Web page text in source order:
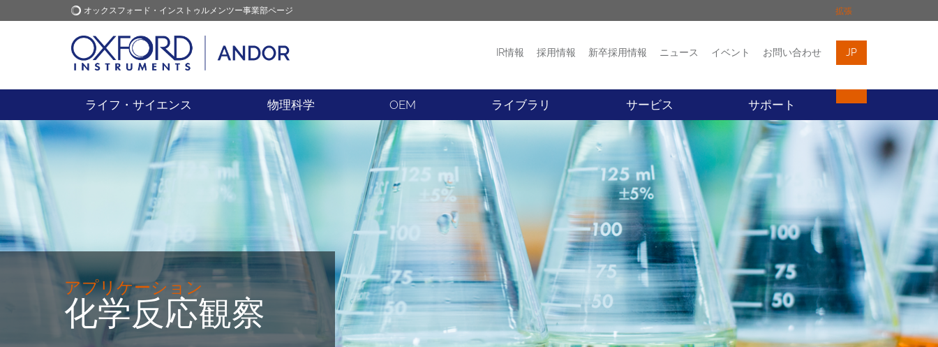
オックスフォード・インストゥルメンツー事業部ページ 拡張
オックスフォード・インス
トゥルメンツ
アプリケーション ニュース イベント お問い合わせ
IR情報 採用情報 新卒採用情報 ニュース イベント お問い合わせ JP
ライフ・サイエンス 物理科学 OEM ライブラリ サービス サポート
アプリケーション
化学反応観察